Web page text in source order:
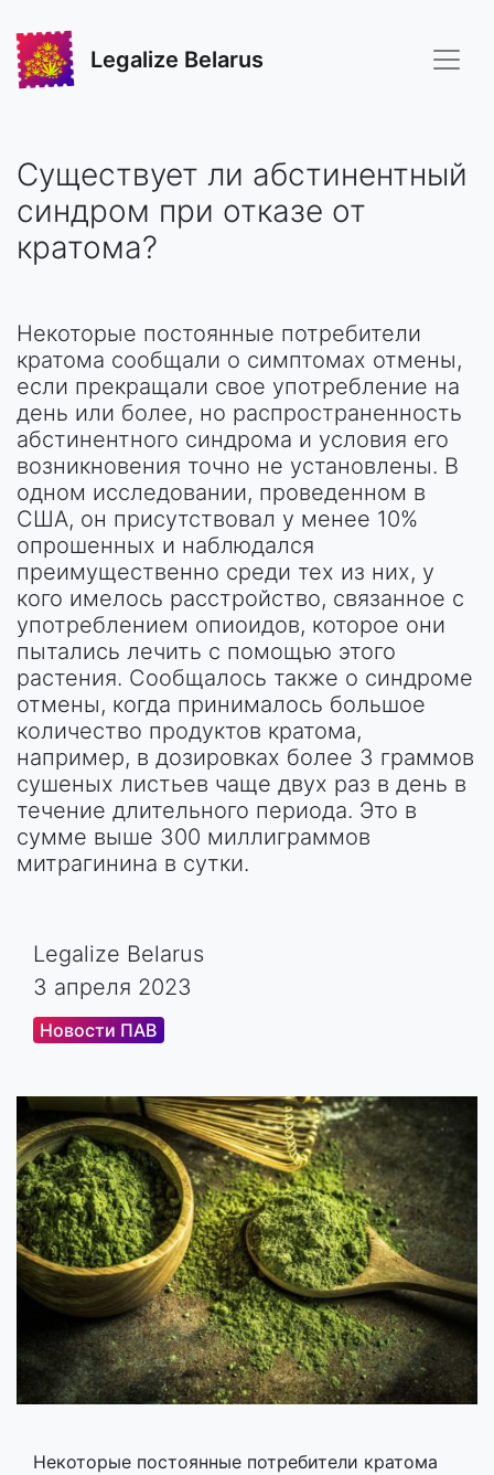
Legalize Belarus
Существует ли абстинентный
синдром при отказе от
кратома?
Некоторые постоянные потребители
кратома сообщали о симптомах отмены,
если прекращали свое употребление на
день или более, но распространенность
абстинентного синдрома и условия его
возникновения точно не установлены. В
одном исследовании, проведенном в
США, он присутствовал у менее 10%
опрошенных и наблюдался
преимущественно среди тех из них, у
кого имелось расстройство, связанное с
употреблением опиоидов, которое они
пытались лечить с помощью этого
растения. Сообщалось также о синдроме
отмены, когда принималось большое
количество продуктов кратома,
например, в дозировках более 3 граммов
сушеных листьев чаще двух раз в день в
течение длительного периода. Это в
сумме выше 300 миллиграммов
митрагинина в сутки.
Legalize Belarus
3 апреля 2023
Новости ПАВ
Некоторые постоянные потребители кратома